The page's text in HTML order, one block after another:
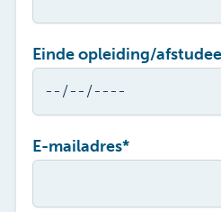
Einde opleiding/
E-mailadres*